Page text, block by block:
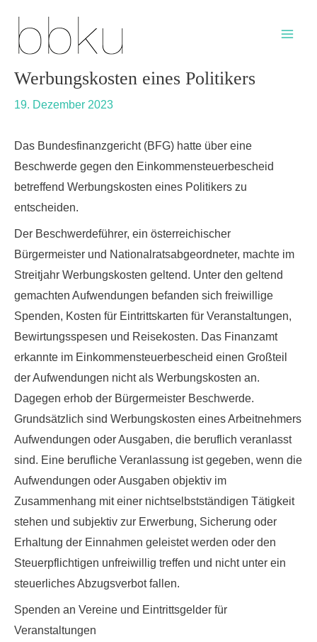
content
Werbungskosten eines Politikers
19. Dezember 2023
Das Bundesfinanzgericht (BFG) hatte über eine
Beschwerde gegen den Einkommensteuerbescheid
betreffend Werbungskosten eines Politikers zu
entscheiden.
Der Beschwerdeführer, ein österreichischer
Bürgermeister und Nationalratsabgeordneter, machte im
Streitjahr Werbungskosten geltend. Unter den geltend
gemachten Aufwendungen befanden sich freiwillige
Spenden, Kosten für Eintrittskarten für Veranstaltungen,
Bewirtungsspesen und Reisekosten. Das Finanzamt
erkannte im Einkommensteuerbescheid einen Großteil
der Aufwendungen nicht als Werbungskosten an.
Dagegen erhob der Bürgermeister Beschwerde.
Grundsätzlich sind Werbungskosten eines Arbeitnehmers
Aufwendungen oder Ausgaben, die beruflich veranlasst
sind. Eine berufliche Veranlassung ist gegeben, wenn die
Aufwendungen oder Ausgaben objektiv im
Zusammenhang mit einer nichtselbstständigen Tätigkeit
stehen und subjektiv zur Erwerbung, Sicherung oder
Erhaltung der Einnahmen geleistet werden oder den
Steuerpflichtigen unfreiwillig treffen und nicht unter ein
steuerliches Abzugsverbot fallen.
Spenden an Vereine und Eintrittsgelder für
Veranstaltungen
navigation